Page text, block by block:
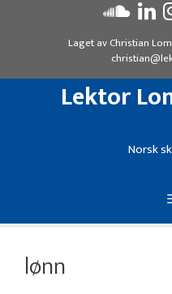
Laget avChristian
Lektor
Norsk
lønn